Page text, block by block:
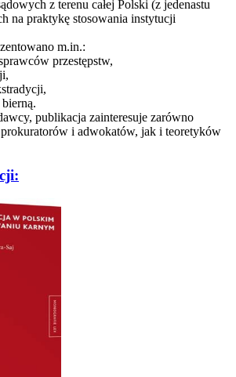
z terenu całej Polski (z jedenastu
na praktykę stosowania instytucji
m.in.:
przestępstw,
publikacja zainteresuje zarówno
i adwokatów, jak i teoretyków